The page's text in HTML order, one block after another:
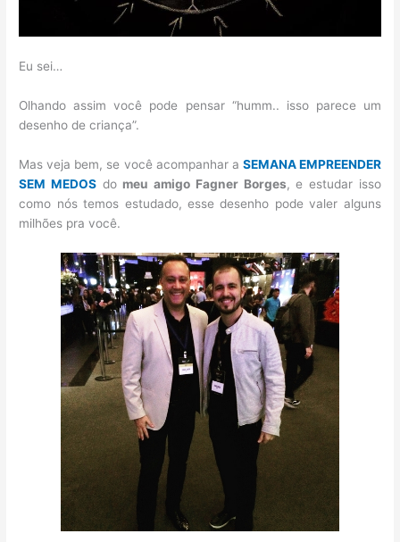
Eu sei…
Olhando assim você pode pensar “humm.. isso parece um
desenho de criança”.
Mas veja bem, se você acompanhar a SEMANA EMPREENDER
SEM MEDOSdo meu amigo Fagner Borges, e estudar isso
como nós temos estudado, esse desenho pode valer alguns
milhões pra você.